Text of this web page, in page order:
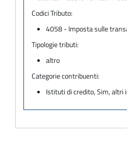
Codici Tributo:
4058 - Imposta sulle
Tipologie tributi:
altro
Categorie contribuenti:
Istituti di credito, Sim,